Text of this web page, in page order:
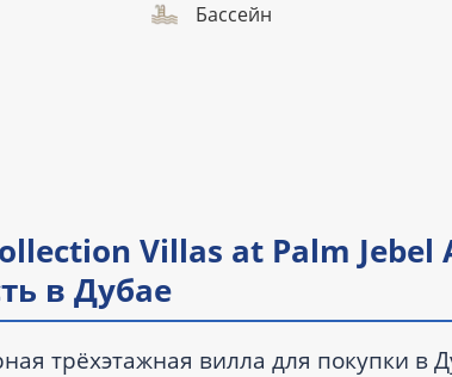
Бассейн
Villas at Palm Jebel
в Дубае
трёхэтажная вилла для покупки в